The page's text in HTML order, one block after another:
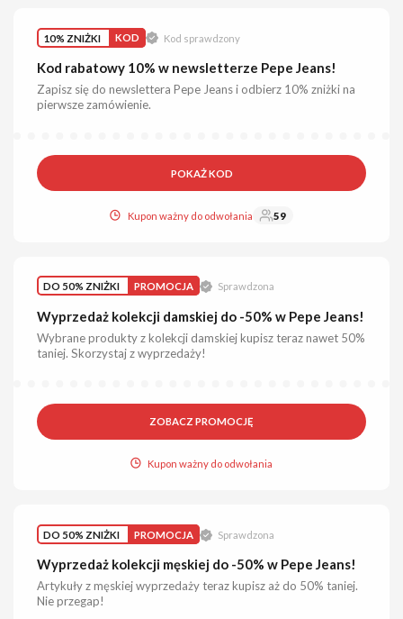
10% ZNIŻKI KOD Kod sprawdzony
Kod rabatowy 10% w newsletterze Pepe Jeans!
Zapisz się do newslettera Pepe Jeans i odbierz 10% zniżki na
pierwsze zamówienie.
POKAŻ KOD
Kupon ważny do odwołania 59
DO 50% ZNIŻKI PROMOCJA Sprawdzona
Wyprzedaż kolekcji damskiej do -50% w Pepe Jeans!
Wybrane produkty z kolekcji damskiej kupisz teraz nawet 50%
taniej. Skorzystaj z wyprzedaży!
ZOBACZ PROMOCJĘ
Kupon ważny do odwołania
DO 50% ZNIŻKI PROMOCJA Sprawdzona
Wyprzedaż kolekcji męskiej do -50% w Pepe Jeans!
Artykuły z męskiej wyprzedaży teraz kupisz aż do 50% taniej.
Nie przegap!